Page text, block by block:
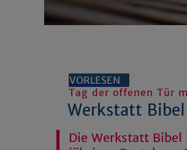
VORLESEN
Tag der offenen Tür
Werkstatt
Die Werkstatt